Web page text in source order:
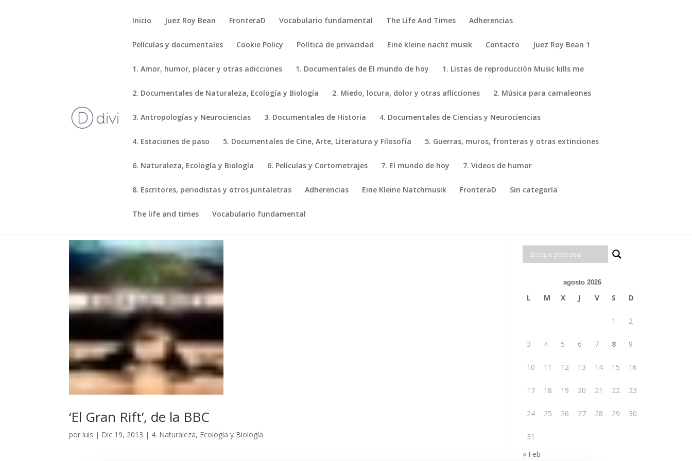
Inicio Juez Roy Bean FronteraD Vocabulario fundamental The Life And Times Adherencias
Películas y documentales Cookie Policy Política de privacidad Eine kleine nacht musik Contacto Juez Roy Bean 1
1. Amor, humor, placer y otras adicciones 1. Documentales de El mundo de hoy 1. Listas de reproducción Music kills me
2. Documentales de Naturaleza, Ecología y Biología 2. Miedo, locura, dolor y otras aflicciones 2. Música para camaleones
3. Antropologías y Neurociencias 3. Documentales de Historia 4. Documentales de Ciencias y Neurociencias
4. Estaciones de paso 5. Documentales de Cine, Arte, Literatura y Filosofía 5. Guerras, muros, fronteras y otras extinciones
6. Naturaleza, Ecología y Biología 6. Películas y Cortometrajes 7. El mundo de hoy 7. Videos de humor
8. Escritores, periodistas y otros juntaletras Adherencias Eine Kleine Natchmusik FronteraD Sin categoría
The life and times Vocabulario fundamental
‘El Gran Rift’, de la BBC
porluis | Dic 19, 2013 | 4. Naturaleza, Ecología y Biología
agosto 2026
L M X J V S D
1 2
3 4 5 6 7 8 9
10 11 12 13 14 15 16
17 18 19 20 21 22 23
24 25 26 27 28 29 30
31
« Feb